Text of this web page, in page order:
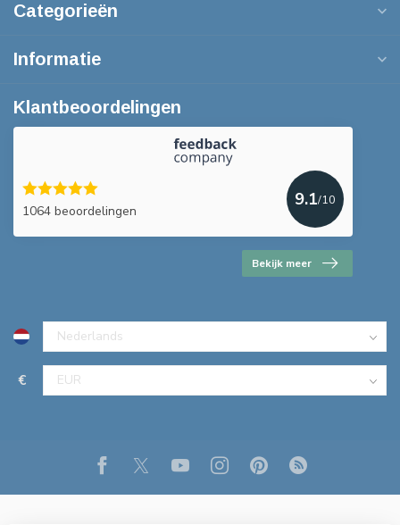
Categorieën
Informatie
Klantbeoordelingen
1064 beoordelingen
9.1/10
Bekijk meer
€